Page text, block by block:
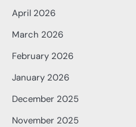
April 2026
March 2026
February 2026
January 2026
December 2025
November 2025